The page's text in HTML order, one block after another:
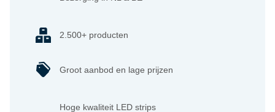
2.500+ producten
Groot aanbod en lage prijzen
Hoge kwaliteit LED strips